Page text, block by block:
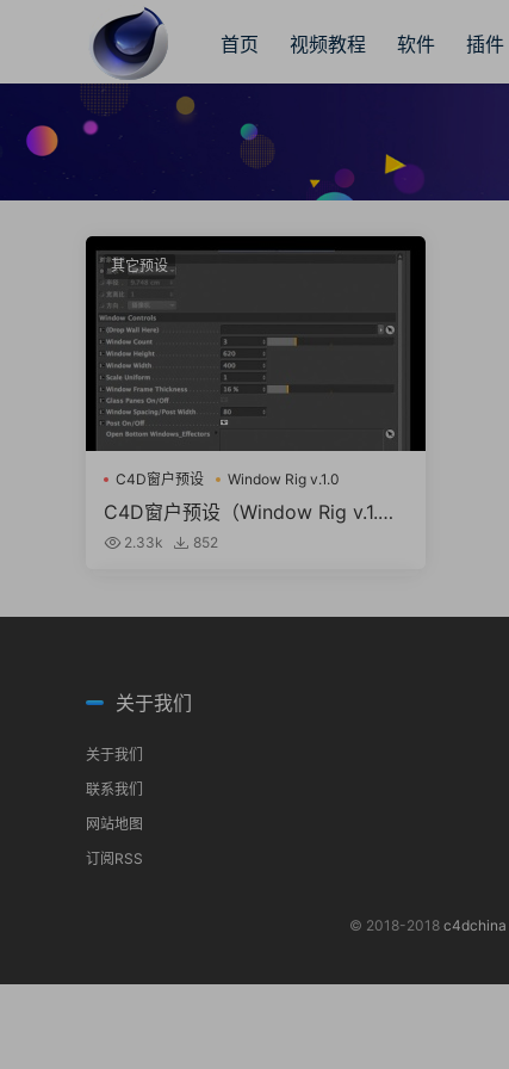
首页 视频教程 软件 插件
其它预设
C4D窗户预设 Window Rig v.1.0
C4D窗户预设（Window Rig v.1.
0）2.33k 852
关于我们
关于我们
联系我们
网站地图
订阅RSS
© 2018-2018 c4dchina